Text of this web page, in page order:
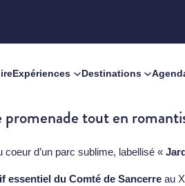
Expériences Destinations
tout en
d’un parc sublime, labellisé «
essentiel du Comté de Sancerre au